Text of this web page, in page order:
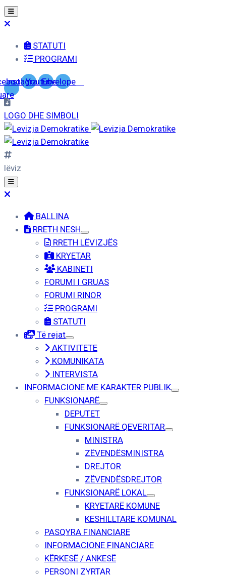
STATUTI
PROGRAMI
Instagram
YoutubeEnvelope
LOGO DHE SIMBOLI
lëviz
BALLINA
RRETH NESH
RRETH LËVIZJËS
KRYETAR
KABINETI
FORUMI I GRUAS
FORUMI RINOR
PROGRAMI
STATUTI
Të rejat
AKTIVITETE
KOMUNIKATA
INTERVISTA
INFORMACIONE ME KARAKTER PUBLIK
FUNKSIONARË
DEPUTET
FUNKSIONARË QEVERITAR
MINISTRA
ZËVENDËSMINISTRA
DREJTOR
ZËVENDËSDREJTOR
FUNKSIONARË LOKAL
KRYETARË KOMUNE
KËSHILLTARË KOMUNAL
PASQYRA FINANCIARE
INFORMACIONE FINANCIARE
KËRKESË / ANKESË
PERSONI ZYRTAR